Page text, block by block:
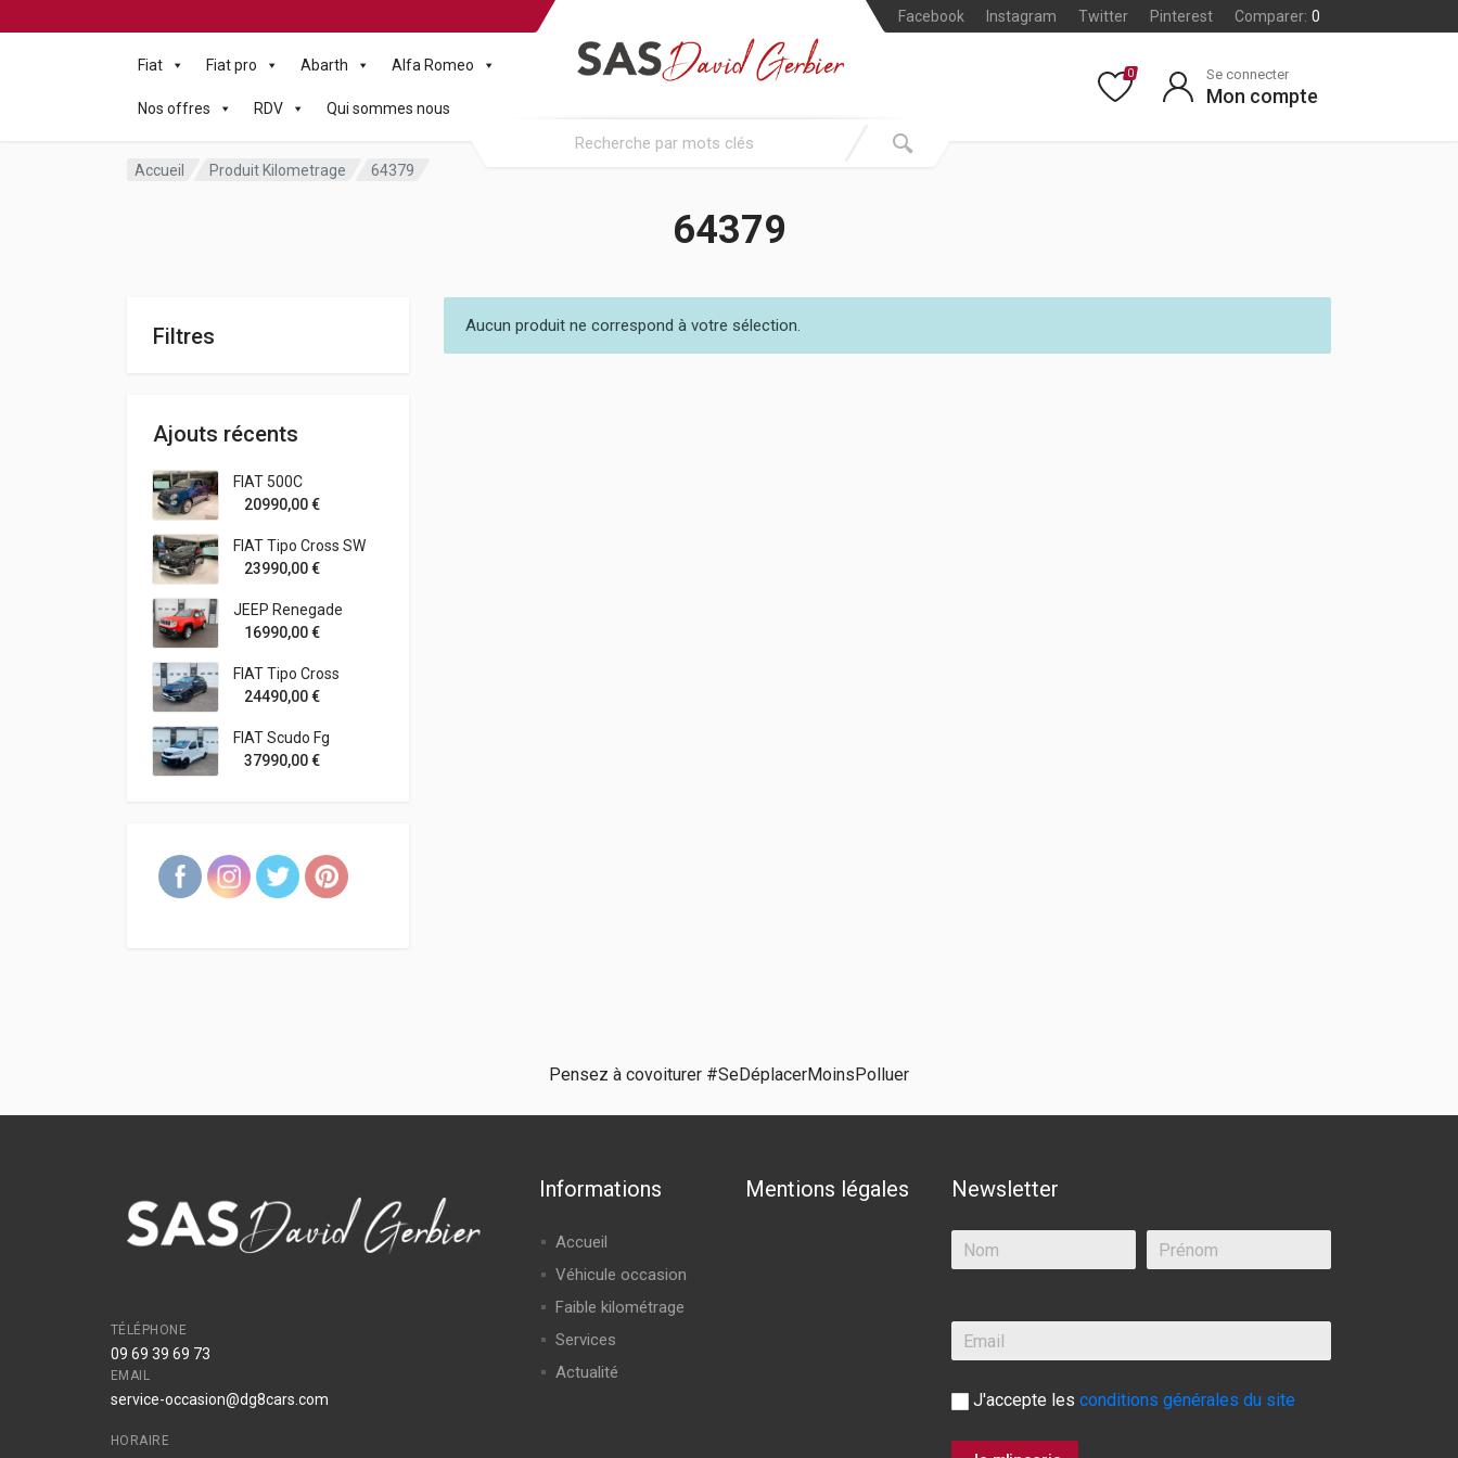
Facebook Instagram Twitter Pinterest Comparer: 0
Fiat Fiat pro Abarth Alfa Romeo
Nos offres RDV Qui sommes nous
0 Se connecter
Mon compte
Accueil Produit Kilometrage 64379
64379
Filtres
Ajouts récents
FIAT 500C
20990,00€
FIAT Tipo Cross SW
23990,00€
JEEP Renegade
16990,00€
FIAT Tipo Cross
24490,00€
FIAT Scudo Fg
37990,00€
Aucun produit ne correspond à votre sélection.
Pensez à covoiturer #SeDéplacerMoinsPolluer
TÉLÉPHONE
09 69 39 69 73
EMAIL
service-occasion@dg8cars.com
HORAIRE
Informations
Accueil
Véhicule occasion
Faible kilométrage
Services
Actualité
Mentions légales Newsletter
J'accepte les conditions générales du site